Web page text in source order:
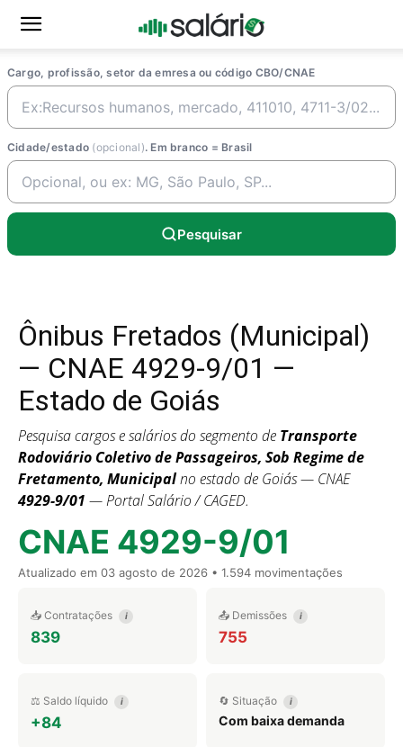
Cargo, profissão, setor da emresa ou código CBO/CNAE
Cidade/estado (opcional). Em branco = Brasil
Pesquisar
Ônibus Fretados (Municipal)
— CNAE 4929-9/01 —
Estado de Goiás
Pesquisa cargos e salários do segmento de Transporte
Rodoviário Coletivo de Passageiros, Sob Regime de
Fretamento, Municipalno estado de Goiás — CNAE
4929-9/01 — Portal Salário / CAGED.
CNAE 4929-9/01
Atualizado em 03 agosto de 2026 • 1.594 movimentações
📥 Contratações i
839
📤 Demissões i
755
⚖️ Saldo líquido i
+84
🔄 Situação i
Com baixa demanda